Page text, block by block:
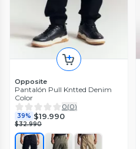
Opposite
Pantalón Pull Kntted Denim
Color
0(0)
39% $19.990
$32.990